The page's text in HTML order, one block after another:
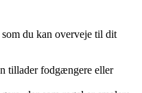
du kan overveje til dit
tillader fodgængere eller